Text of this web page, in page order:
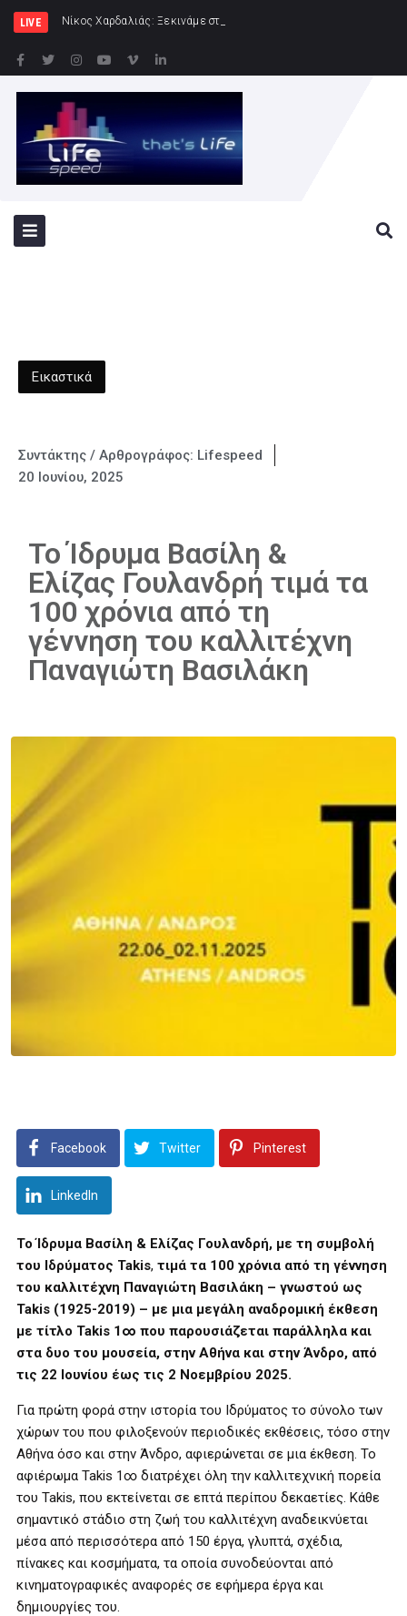
LIVE Νίκος Χαρδαλιάς: Ξεκινάμε στην Ηλιούπολη την κατασκευή
Εικαστικά
Συντάκτης / Αρθρογράφος: Lifespeed
20 Ιουνίου, 2025
Το Ίδρυμα Βασίλη &
Ελίζας Γουλανδρή τιμά τα
100 χρόνια από τη
γέννηση του καλλιτέχνη
Παναγιώτη Βασιλάκη
Facebook Twitter Pinterest
LinkedIn
Το Ίδρυμα Βασίλη & Ελίζας Γουλανδρή, με τη συμβολή
του Ιδρύματος Takis, τιμά τα 100 χρόνια από τη γέννηση
του καλλιτέχνη Παναγιώτη Βασιλάκη – γνωστού ως
Takis (1925-2019) – με μια μεγάλη αναδρομική έκθεση
με τίτλο Takis 1∞ που παρουσιάζεται παράλληλα και
στα δυο του μουσεία, στην Αθήνα και στην Άνδρο, από
τις 22 Ιουνίου έως τις 2 Νοεμβρίου 2025.
Για πρώτη φορά στην ιστορία του Ιδρύματος το σύνολο των
χώρων του που φιλοξενούν περιοδικές εκθέσεις, τόσο στην
Αθήνα όσο και στην Άνδρο, αφιερώνεται σε μια έκθεση. Το
αφιέρωμα Takis 1∞ διατρέχει όλη την καλλιτεχνική πορεία
του Takis, που εκτείνεται σε επτά περίπου δεκαετίες. Κάθε
σημαντικό στάδιο στη ζωή του καλλιτέχνη αναδεικνύεται
μέσα από περισσότερα από 150 έργα, γλυπτά, σχέδια,
πίνακες και κοσμήματα, τα οποία συνοδεύονται από
κινηματογραφικές αναφορές σε εφήμερα έργα και
δημιουργίες του.